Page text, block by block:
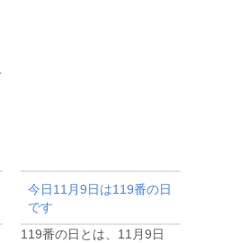
今日11月9日は119番の日
です
119番の日とは、11月9日